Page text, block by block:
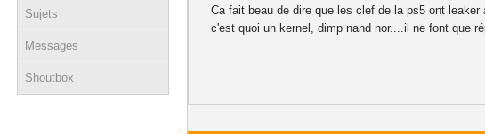
Sujets
Messages
Shoutbox
Ca fait beau de dire que les clef de la ps5 ont
c'est quoi un kernel, dimp nand nor....il ne font que